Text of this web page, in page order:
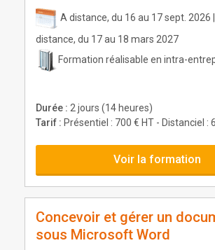
A distance, du 16 au 17 sept. 2026
distance, du 17 au 18 mars 2027
Formation réalisable en intra-
Durée : 2 jours (14 heures)
Tarif : Présentiel : 700 € HT - Distanciel :
Voir la formation
Concevoir et gérer un
sous Microsoft Word